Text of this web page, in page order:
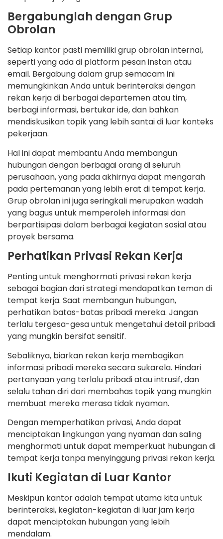
Bergabunglah dengan Grup
Obrolan
Setiap kantor pasti memiliki grup obrolan internal,
seperti yang ada di platform pesan instan atau
email. Bergabung dalam grup semacam ini
memungkinkan Anda untuk berinteraksi dengan
rekan kerja di berbagai departemen atau tim,
berbagi informasi, bertukar ide, dan bahkan
mendiskusikan topik yang lebih santai di luar konteks
pekerjaan.
Hal ini dapat membantu Anda membangun
hubungan dengan berbagai orang di seluruh
perusahaan, yang pada akhirnya dapat mengarah
pada pertemanan yang lebih erat di tempat kerja.
Grup obrolan ini juga seringkali merupakan wadah
yang bagus untuk memperoleh informasi dan
berpartisipasi dalam berbagai kegiatan sosial atau
proyek bersama.
Perhatikan Privasi Rekan Kerja
Penting untuk menghormati privasi rekan kerja
sebagai bagian dari strategi mendapatkan teman di
tempat kerja. Saat membangun hubungan,
perhatikan batas-batas pribadi mereka. Jangan
terlalu tergesa-gesa untuk mengetahui detail pribadi
yang mungkin bersifat sensitif.
Sebaliknya, biarkan rekan kerja membagikan
informasi pribadi mereka secara sukarela. Hindari
pertanyaan yang terlalu pribadi atau intrusif, dan
selalu tahan diri dari membahas topik yang mungkin
membuat mereka merasa tidak nyaman.
Dengan memperhatikan privasi, Anda dapat
menciptakan lingkungan yang nyaman dan saling
menghormati untuk dapat memperkuat hubungan di
tempat kerja tanpa menyinggung privasi rekan kerja.
Ikuti Kegiatan di Luar Kantor
Meskipun kantor adalah tempat utama kita untuk
berinteraksi, kegiatan-kegiatan di luar jam kerja
dapat menciptakan hubungan yang lebih
mendalam.